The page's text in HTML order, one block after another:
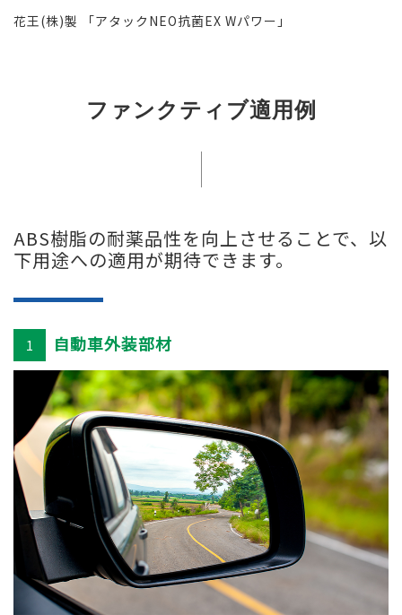
花王(株)製 「アタックNEO抗菌EX Wパワー」
ファンクティブ適用例
ABS樹脂の耐薬品性を向上させることで、以
下用途への適用が期待できます。
1 自動車外装部材